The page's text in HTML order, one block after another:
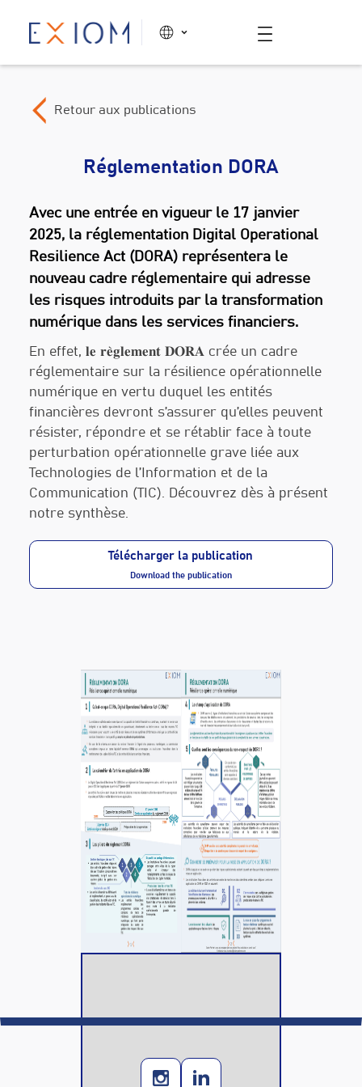
Retour aux publications
Réglementation DORA
Avec une entrée en vigueur le 17 janvier
2025, la réglementation Digital Operational
Resilience Act (DORA) représentera le
nouveau cadre réglementaire qui adresse
les risques introduits par la transformation
numérique dans les services financiers.
En effet, 𝐥𝐞 𝐫𝐞̀𝐠𝐥𝐞𝐦𝐞𝐧𝐭 𝐃𝐎𝐑𝐀 crée un cadre
réglementaire sur la résilience opérationnelle
numérique en vertu duquel les entités
financières devront s’assurer qu’elles peuvent
résister, répondre et se rétablir face à toute
perturbation opérationnelle grave liée aux
Technologies de l’Information et de la
Communication (TIC). Découvrez dès à présent
notre synthèse.
Télécharger la publication
Download the publication